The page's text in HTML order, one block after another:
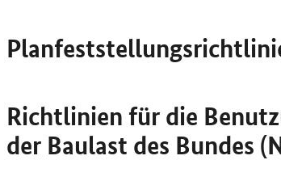
Richtlinien für die
der Baulast des Bundes